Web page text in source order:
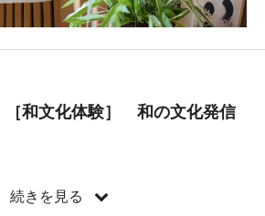
［和文化体験］ 和の文化発信
続きを見る